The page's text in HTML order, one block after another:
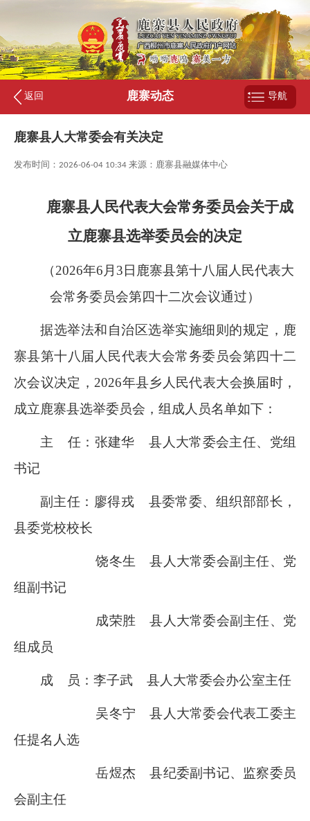
返回 鹿寨动态 导航
鹿寨县人大常委会有关决定
发布时间：2026-06-04 10:34 来源：鹿寨县融媒体中心
鹿寨县人民代表大会常务委员会关于成
立鹿寨县选举委员会的决定
（2026年6月 3 日鹿寨县第十八届人民代表大
会常务委员会第四十二次会议通过）
据选举法和自治区选举实施细则的规定，鹿
寨县第十八届人民代表大会常务委员会第四十二
次会议决定，2026年县乡人民代表大会换届时，
成立鹿寨县选举委员会，组成人员名单如下：
主 任：张建华 县人大常委会主任、党组
书记
副主任：廖得戎 县委常委、组织部部长，
县委党校校长
饶冬生县人大常委会副主任、党
组副书记
成荣胜县人大常委会副主任、党
组成员
成 员：李子武 县人大常委会办公室主任
吴冬宁县人大常委会代表工委主
任提名人选
岳煜杰县纪委副书记、监察委员
会副主任